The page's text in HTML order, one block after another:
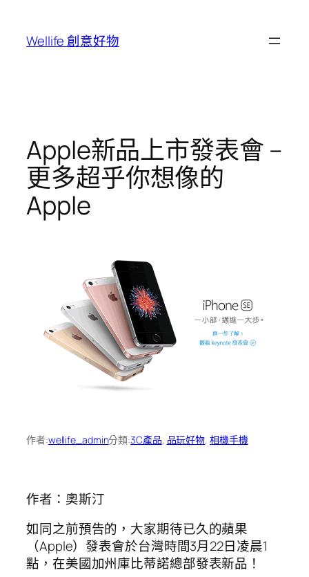
Wellife 創意好物
Apple新品上市發表會 –
更多超乎你想像的
Apple
作者:wellife_admin分類:3C產品, 品玩好物, 相機手機
作者：奧斯汀
如同之前預告的，大家期待已久的蘋果
（Apple）發表會於台灣時間3月22日凌晨1
點，在美國加州庫比蒂諾總部發表新品！